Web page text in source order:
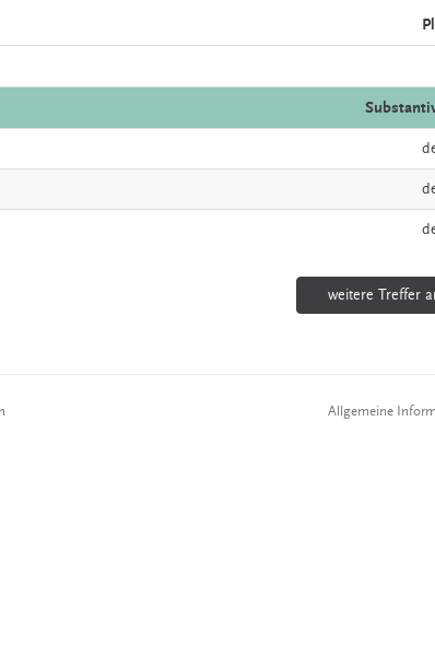
weitere Treffer
Allgemeine